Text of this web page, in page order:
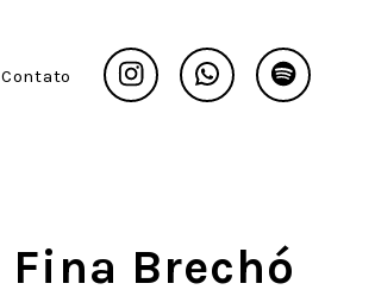
Contato
InstagramWhatsappSpotify
Fina Brechó